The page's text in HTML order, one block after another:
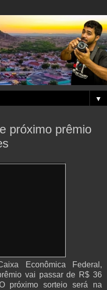
▼
próximo prêmio
Econômica Federal,
vai passar de R$ 36
próximo sorteio será na